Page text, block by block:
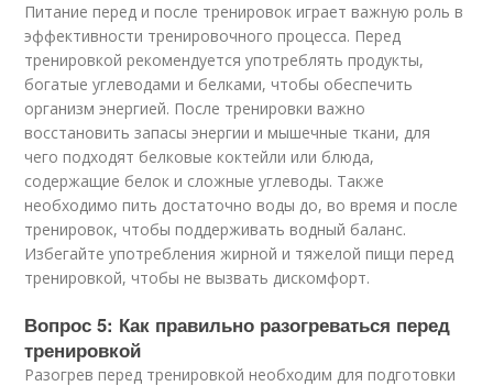
Питание перед и после тренировок играет важную роль в
эффективности тренировочного процесса. Перед
тренировкой рекомендуется употреблять продукты,
богатые углеводами и белками, чтобы обеспечить
организм энергией. После тренировки важно
восстановить запасы энергии и мышечные ткани, для
чего подходят белковые коктейли или блюда,
содержащие белок и сложные углеводы. Также
необходимо пить достаточно воды до, во время и после
тренировок, чтобы поддерживать водный баланс.
Избегайте употребления жирной и тяжелой пищи перед
тренировкой, чтобы не вызвать дискомфорт.
Вопрос 5: Как правильно разогреваться перед
тренировкой
Разогрев перед тренировкой необходим для подготовки